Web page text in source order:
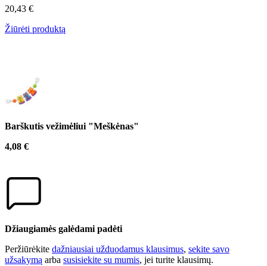
20,43 €
Žiūrėti produktą
Barškutis vežimėliui "Meškėnas"
4,08 €
Džiaugiamės galėdami padėti
Peržiūrėkite dažniausiai užduodamus klausimus, sekite savo
užsakymą arba susisiekite su mumis, jei turite klausimų.